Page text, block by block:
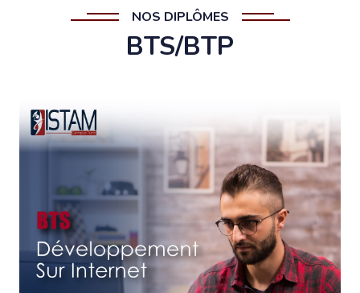
NOS DIPLÔMES
BTS/BTP